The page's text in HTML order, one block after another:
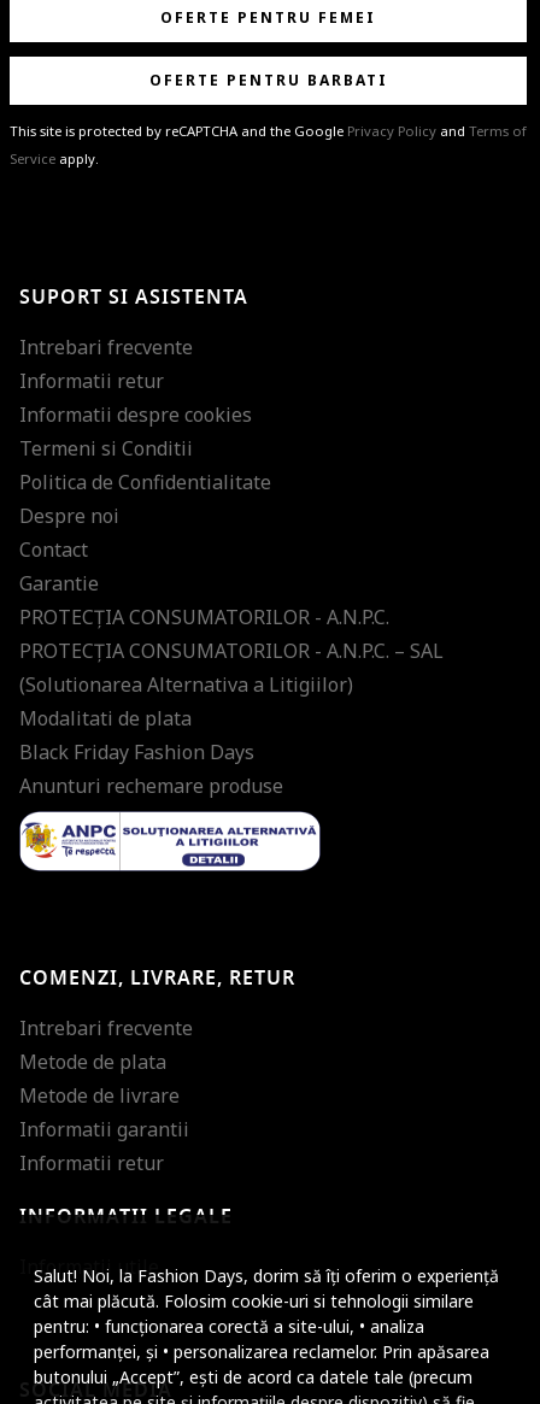
Salut! Noi, la Fashion Days, dorim să îți oferim o experiență
cât mai plăcută. Folosim cookie-uri si tehnologii similare
pentru: • funcționarea corectă a site-ului, • analiza
performanței, și • personalizarea reclamelor. Prin apăsarea
butonului „Accept”, ești de acord ca datele tale (precum
OFERTE PENTRU FEMEI
OFERTE PENTRU BARBATI
This site is protected by reCAPTCHA and the Google Privacy Policy and Terms of
Service apply.
ultimele tendinte in moda!
SUPORT SI ASISTENTA
Intrebari frecvente
Informatii retur
Informatii despre cookies
Termeni si Conditii
Politica de Confidentialitate
Despre noi
Contact
Garantie
PROTECŢIA CONSUMATORILOR - A.N.P.C.
PROTECŢIA CONSUMATORILOR - A.N.P.C. – SAL
(Solutionarea Alternativa a Litigiilor)
Modalitati de plata
Black Friday Fashion Days
Anunturi rechemare produse
COMENZI, LIVRARE, RETUR
Intrebari frecvente
Metode de plata
Metode de livrare
Informatii garantii
Informatii retur
INFORMATII LEGALE
Informatii utile
SOCIAL MEDIA
Micsoreaza
Mareste spatierea
Micsoreaza